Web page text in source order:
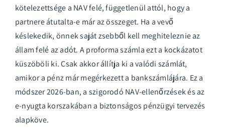
kötelezettsége a NAV felé, függetlenül attól, hogy a
partnere átutalta-e már az összeget. Ha a vevő
késlekedik, önnek saját zsebből kell meghiteleznie az
állam felé az adót. A proforma számla ezt a kockázatot
küszöböli ki. Csak akkor állítja ki a valódi számlát,
amikor a pénz már megérkezett a bankszámlájára. Ez a
módszer 2026-ban, a szigorodó NAV-ellenőrzések és az
e-nyugta korszakában a biztonságos pénzügyi tervezés
alapköve.